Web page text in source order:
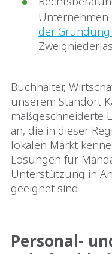
der Gründung
Buchhalter,
unserem Standort
maßgeschneiderte
an, die in dieser
lokalen Markt
Lösungen für
Unterstützung in
geeignet sind.
Personal-